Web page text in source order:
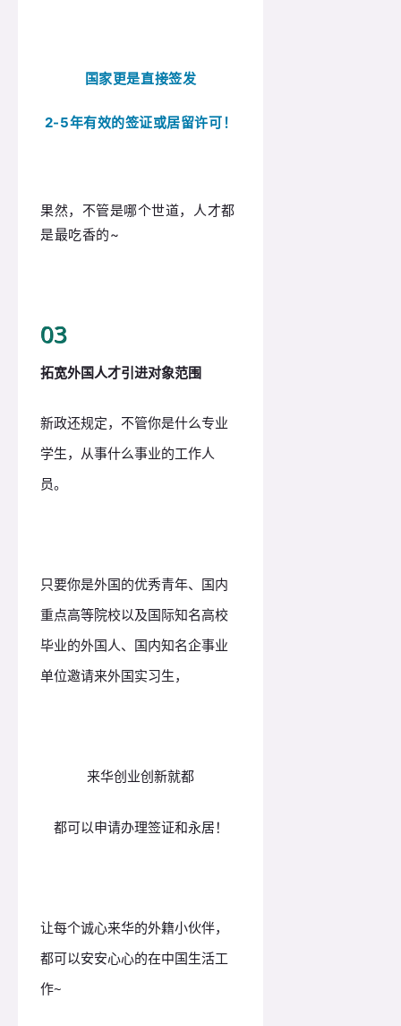
国家更是直接签发
2-5年有效的签证或居留许可！
果然，不管是哪个世道，人才都
是最吃香的~
03
拓宽外国人才引进对象范围
新政还规定，不管你是什么专业
学生，从事什么事业的工作人
员。
只要你是外国的优秀青年、国内
重点高等院校以及国际知名高校
毕业的外国人、 国内知名企事业
单位邀请来外国实习生，
来华创业创新就都
都可以申请办理签证和永居！
让每个诚心来华的外籍小伙伴，
都可以安安心心的在中国生活工
作~